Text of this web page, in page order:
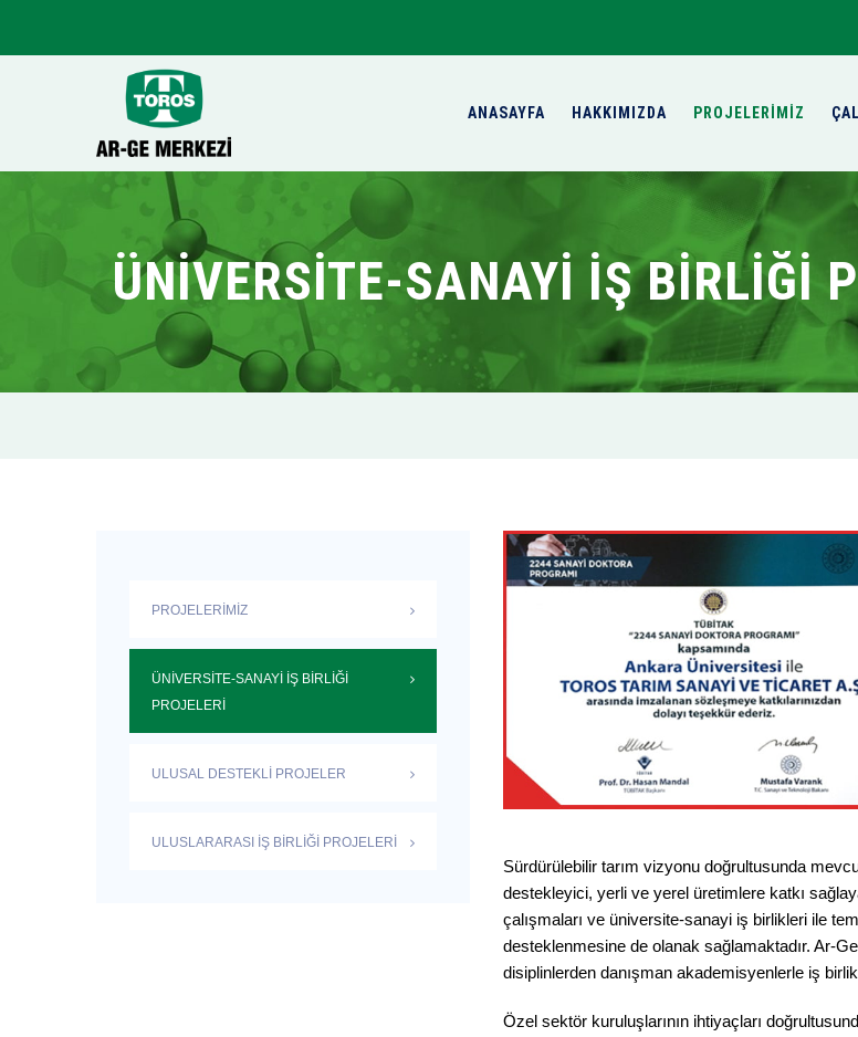
ANASAYFA HAKKIMIZDA PROJELERİMİZ
ÜNIVERSITE-SANAYI İŞ BIRLIĞI
Sürdürülebilir tarım vizyonu doğrultusunda
destekleyici, yerli ve yerel üretimlere katkı
çalışmaları ve üniversite-sanayi iş birlikleri ile
desteklenmesine de olanak sağlamaktadır. Ar-
disiplinlerden danışman akademisyenlerle iş
Özel sektör kuruluşlarının ihtiyaçları
PROJELERIMIZ
ÜNIVERSITE-SANAYI İŞ BIRLIĞI
PROJELERI
ULUSAL DESTEKLI PROJELER
ULUSLARARASI İŞ BIRLIĞI PROJELERI